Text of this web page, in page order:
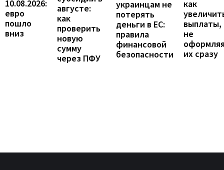
10.08.2026:
евро
пошло
вниз
августе:
как
проверить
новую
сумму
через ПФУ
украинцам не
потерять
деньги в ЕС:
правила
финансовой
безопасности
как
выплаты,
не
их сразу